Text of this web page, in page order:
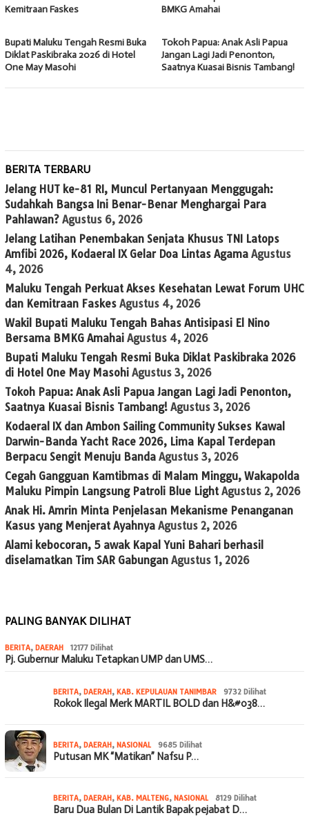
Kemitraan Faskes
BMKG Amahai
Bupati Maluku Tengah Resmi Buka
Diklat Paskibraka 2026 di Hotel
One May Masohi
Tokoh Papua: Anak Asli Papua
Jangan Lagi Jadi Penonton,
Saatnya Kuasai Bisnis Tambang!
BERITA TERBARU
Jelang HUT ke-81 RI, Muncul Pertanyaan Menggugah:
Sudahkah Bangsa Ini Benar-Benar Menghargai Para
Pahlawan? Agustus 6, 2026
Jelang Latihan Penembakan Senjata Khusus TNI Latops
Amfibi 2026, Kodaeral IX Gelar Doa Lintas Agama Agustus
4, 2026
Maluku Tengah Perkuat Akses Kesehatan Lewat Forum UHC
dan Kemitraan Faskes Agustus 4, 2026
Wakil Bupati Maluku Tengah Bahas Antisipasi El Nino
Bersama BMKG Amahai Agustus 4, 2026
Bupati Maluku Tengah Resmi Buka Diklat Paskibraka 2026
di Hotel One May Masohi Agustus 3, 2026
Tokoh Papua: Anak Asli Papua Jangan Lagi Jadi Penonton,
Saatnya Kuasai Bisnis Tambang! Agustus 3, 2026
Kodaeral IX dan Ambon Sailing Community Sukses Kawal
Darwin-Banda Yacht Race 2026, Lima Kapal Terdepan
Berpacu Sengit Menuju Banda Agustus 3, 2026
Cegah Gangguan Kamtibmas di Malam Minggu, Wakapolda
Maluku Pimpin Langsung Patroli Blue Light Agustus 2, 2026
Anak Hi. Amrin Minta Penjelasan Mekanisme Penanganan
Kasus yang Menjerat Ayahnya Agustus 2, 2026
Alami kebocoran, 5 awak Kapal Yuni Bahari berhasil
diselamatkan Tim SAR Gabungan Agustus 1, 2026
PALING BANYAK DILIHAT
BERITA, DAERAH 12177 Dilihat
Pj. Gubernur Maluku Tetapkan UMP dan UMS…
BERITA, DAERAH, KAB. KEPULAUAN TANIMBAR 9732 Dilihat
Rokok Ilegal Merk MARTIL BOLD dan H&#038…
BERITA, DAERAH, NASIONAL 9685 Dilihat
Putusan MK “Matikan” Nafsu P…
BERITA, DAERAH, KAB. MALTENG, NASIONAL 8129 Dilihat
Baru Dua Bulan Di Lantik Bapak pejabat D…